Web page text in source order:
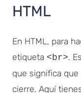
HTML
En HTML, para
etiqueta <br>.
que significa
cierre. Aquí